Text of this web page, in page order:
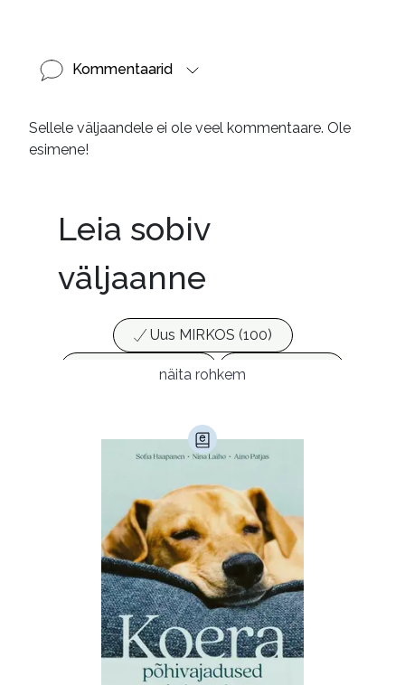
Kommentaarid
Sellele väljaandele ei ole veel kommentaare. Ole
esimene!
Leia sobiv
väljaanne
Uus MIRKOS (100)
Populaarsed (25)
Ajakirjad (17)
Armastusromaanid (292)
Biograafiad (229)
Eesti kirjandus (1773)
Ettevõtlus (30)
Filoloogia (121)
Filosoofia (146)
Geograafia (65)
Haridus (20)
näita rohkem